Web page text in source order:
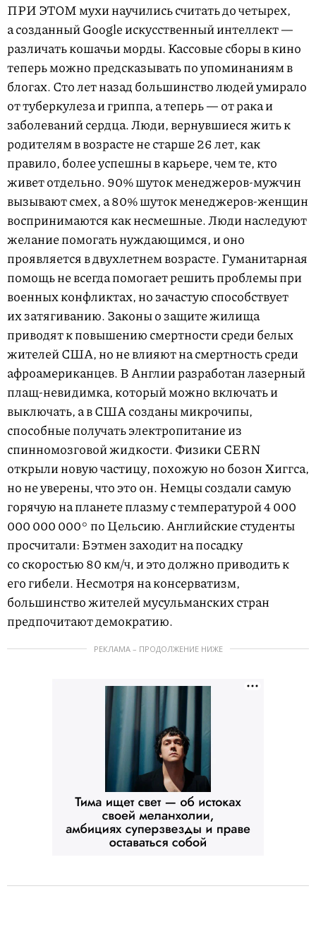
ПРИ ЭТОМ мухи научились считать до четырех,
а соз­данный Google искусственный интеллект —
различать кошачьи морды. Кассовые сборы в кино
теперь можно предсказывать по упоминаниям в
блогах. Сто лет назад большинство людей умирало
от туберкулеза и гриппа, а теперь — от рака и
заболеваний сердца. Люди, вернувшиеся жить к
родителям в возрасте не старше 26 лет, как
правило, более успешны в карьере, чем те, кто
живет отдельно. 90% шуток менеджеров-мужчин
вызывают смех, а 80% шуток менеджеров-женщин
воспринимаются как несмешные. Люди наследуют
желание помогать нуждающимся, и оно
проявляется в двухлетнем возрасте. Гуманитар­ная
помощь не всегда помогает решить проблемы при
военных конфликтах, но зачастую способствует
их затягиванию. Законы о защите жилища
приводят к повышению смертности среди белых
жителей США, но не влияют на смертность среди
афроамериканцев. В Англии разработан лазерный
плащ-невидимка, который можно включать и
выключать, а в США созданы микрочипы,
способные получать электропитание из
спинномозговой жидкости. Физики CERN
открыли новую частицу, похожую но бозон Хиггса,
но не уверены, что это он. Немцы создали самую
горячую на планете плазму с температурой 4 000
000 000 000° по Цельсию. Английские студенты
просчитали: Бэтмен заходит на посадку
со скоростью 80 км/ч, и это должно приводить к
его гибели. Несмотря на консерватизм,
большинство жителей мусульманских стран
предпочитают демократию.
РЕКЛАМА – ПРОДОЛЖЕНИЕ НИЖЕ